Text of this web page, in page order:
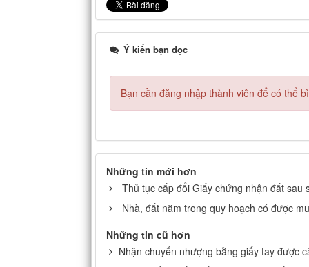
Ý kiến bạn đọc
Bạn cần đăng nhập thành viên để có thể
Những tin mới hơn
Thủ tục cấp đổi Giấy chứng nhận đất sau
Nhà, đất nằm trong quy hoạch có được
Những tin cũ hơn
Nhận chuyển nhượng bằng giấy tay được